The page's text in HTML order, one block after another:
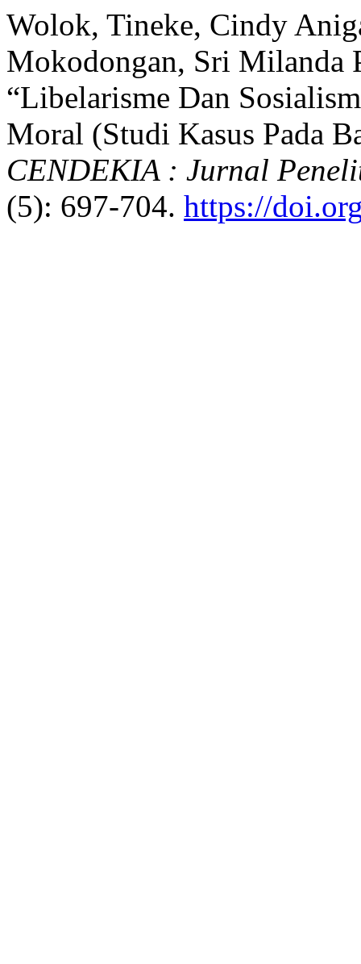
Wolok, Tineke, Cindy
Mokodongan, Sri Milanda
“Libelarisme Dan
Moral (Studi Kasus Pada
CENDEKIA : Jurnal
(5): 697-704. https://